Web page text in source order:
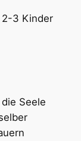
2-3 Kinder
Seele